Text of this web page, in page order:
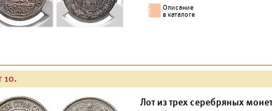
10.
Лот из трех серебряных